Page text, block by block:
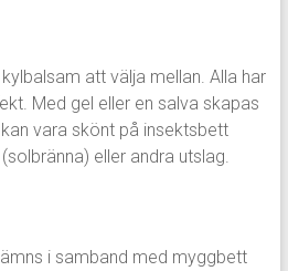
att välja mellan. Alla har
Med gel eller en salva skapas
vara skönt på insektsbett
eller andra utslag.
i samband med myggbett